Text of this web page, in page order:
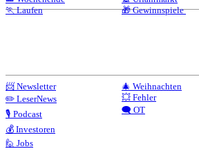
🏃 Laufen
🎁 Gewinnspiele
📨 Newsletter
✏️ LeserNews
🎙️ Podcast
💰 Investoren
🙋 Jobs
🎄 Weihnachten
💥 Fehler
🗨️ OT